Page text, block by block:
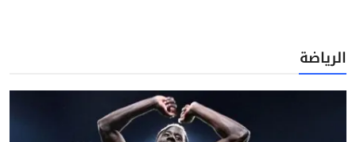
الرياضة